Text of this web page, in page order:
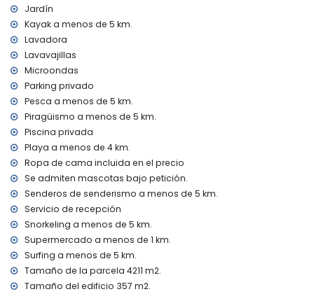
Entretenimiento y actividades de ocio para sus vacaciones
en Jávea, Costa Blanca
discoteca, bar y paseo marítimo (Paseo Marítimo) (a
menos de 5 kilómetros de la casa)
Lugares de interés y cultura en Jávea, Costa Blanca
museo (Histórico de Jávea, Jávea), iglesia (Virgen de
monumento (Pueblo de Jávea, Jávea), edificio
arquitectónico (Pueblo de Jávea, Jávea), lugar histórico
(Pueblo de Jávea y Jávea) (a menos de 5 kilómetros del
alojamiento)
castillo (Portal de la Vila y Dénia) (a menos de 25 kilómetros
del alojamiento)
Deportes
tenis, golf (La Sella, Dénia), senderismo, ciclismo de
montaña, ciclismo, escalada, piragüismo, kayak, pesca,
buceo, snorkel y surf (a menos de 5 kilómetros de la villa)
equitación (a menos de 10 kilómetros de la villa)
Jardín
Kayak a menos de 5 km.
Lavadora
Lavavajillas
Microondas
Parking privado
Pesca a menos de 5 km.
Piragüismo a menos de 5 km.
Piscina privada
Playa a menos de 4 km.
Ropa de cama incluida en el precio
Se admiten mascotas bajo petición.
Senderos de senderismo a menos de 5 km.
Servicio de recepción
Snorkeling a menos de 5 km.
Supermercado a menos de 1 km.
Surfing a menos de 5 km.
Tamaño de la parcela 4211 m2.
Tamaño del edificio 357 m2.